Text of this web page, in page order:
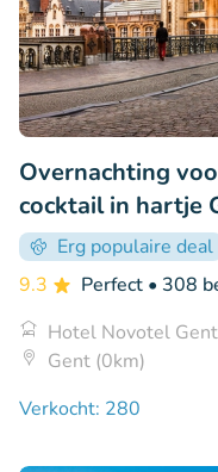
Overnachting
cocktail in hartje
Erg populaire deal
9.3
Perfect • 308
Hotel Novotel
Gent (0km)
Verkocht: 280